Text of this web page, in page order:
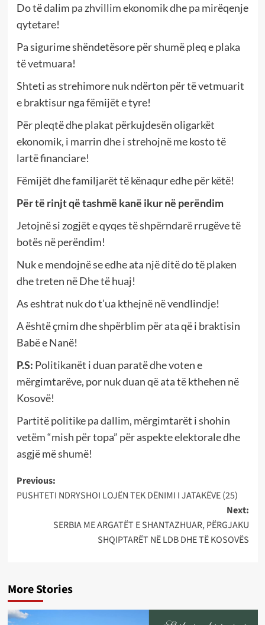
Do të dalim pa zhvillim ekonomik dhe pa mirëqenje
qytetare!
Pa sigurime shëndetësore për shumë pleq e plaka
të vetmuara!
Shteti as strehimore nuk ndërton për të vetmuarit
e braktisur nga fëmijët e tyre!
Për pleqtë dhe plakat përkujdesën oligarkët
ekonomik, i marrin dhe i strehojnë me kosto të
lartë financiare!
Fëmijët dhe familjarët të kënaqur edhe për këtë!
Për të rinjt që tashmë kanë ikur në perëndim
Jetojnë si zogjët e qyqes të shpërndarë rrugëve të
botës në perëndim!
Nuk e mendojnë se edhe ata një ditë do të plaken
dhe treten në Dhe të huaj!
As eshtrat nuk do t’ua kthejnë në vendlindje!
A është çmim dhe shpërblim për ata që i braktisin
Babë e Nanë!
P.S: Politikanët i duan paratë dhe voten e
mërgimtarëve, por nuk duan që ata të kthehen në
Kosovë!
Partitë politike pa dallim, mërgimtarët i shohin
vetëm “mish për topa” për aspekte elektorale dhe
asgjë më shumë!
Post
navigation
Previous:
PUSHTETI NDRYSHOI LOJËN TEK DËNIMI I JATAKËVE (25)
Next:
SERBIA ME ARGATËT E SHANTAZHUAR, PËRGJAKU
SHQIPTARËT NË LDB DHE TË KOSOVËS
More Stories